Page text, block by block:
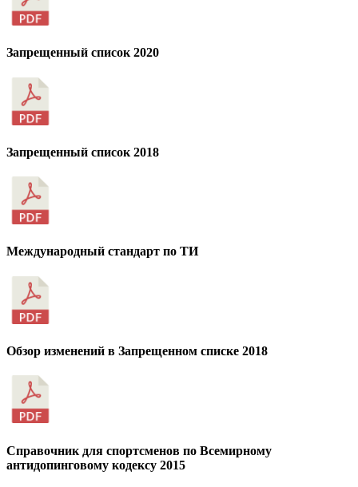
Запрещенный список 2020
Запрещенный список 2018
Международный стандарт по ТИ
Обзор изменений в Запрещенном списке 2018
Справочник для спортсменов по Всемирному
антидопинговому кодексу 2015